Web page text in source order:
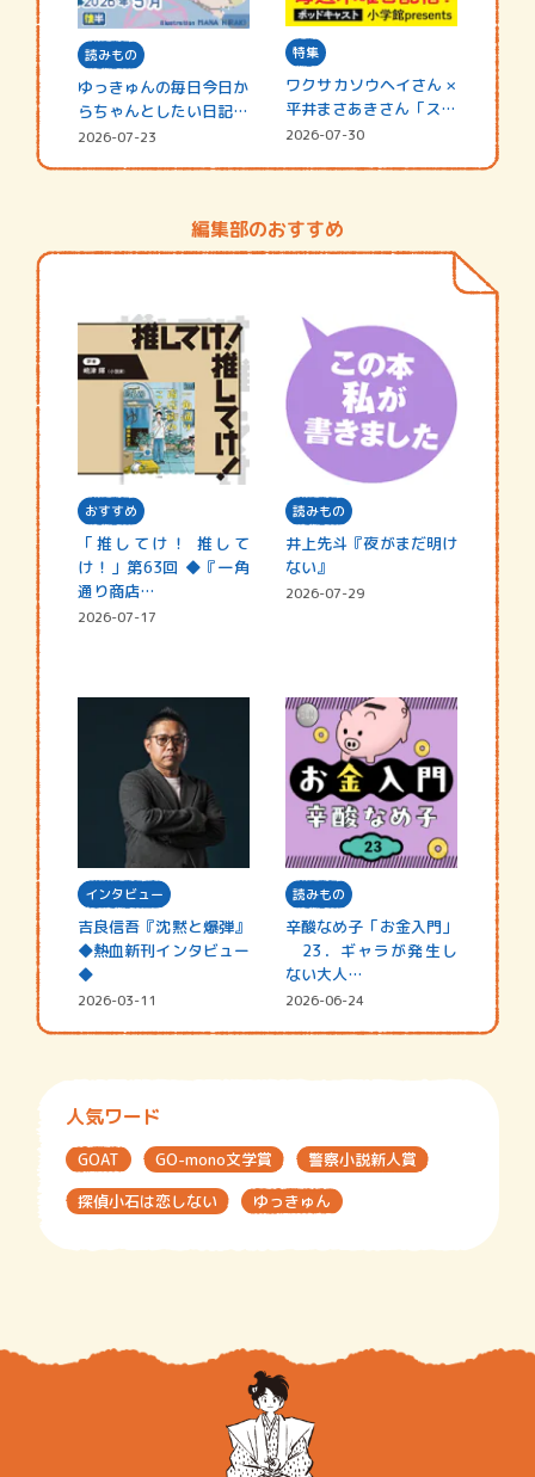
読みもの
ゆっきゅんの毎日今日か
らちゃんとしたい日記
☆202…
2026-07-23
特集
ワクサカソウヘイさん ×
平井まさあきさん「スペ
シャ…
2026-07-30
編集部のおすすめ
おすすめ
「推してけ！ 推して
け！」第63回 ◆『一角
通り商店…
2026-07-17
読みもの
井上先斗『夜がまだ明け
ない』
2026-07-29
インタビュー
吉良信吾『沈黙と爆弾』
◆熱血新刊インタビュー
◆
2026-03-11
読みもの
辛酸なめ子「お金入門」
23．ギャラが発生し
ない大人…
2026-06-24
人気ワード
GOAT GO-mono文学賞
警察小説新人賞
探偵小石は恋しない
ゆっきゅん